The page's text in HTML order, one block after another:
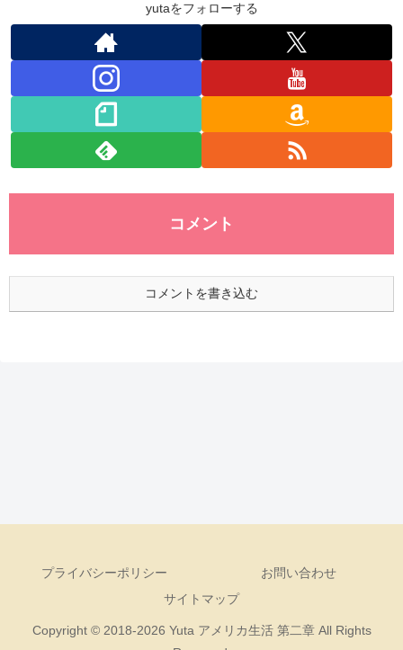
yutaをフォローする
コメント
コメントを書き込む
プライバシーポリシー
お問い合わせ
サイトマップ
Copyright © 2018-2026 Yuta アメリカ生活 第二章 All Rights